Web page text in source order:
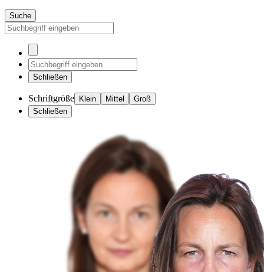
Suche
Schließen
Schriftgröße Klein Mittel
Groß
Schließen